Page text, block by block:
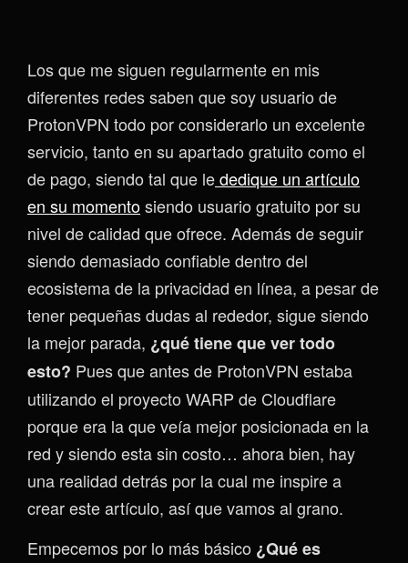
Los que me siguen regularmente en mis
diferentes redes saben que soy usuario de
ProtonVPN todo por considerarlo un excelente
servicio, tanto en su apartado gratuito como el
de pago, siendo tal que lededique un artículo
en su momentosiendo usuario gratuito por su
nivel de calidad que ofrece. Además de seguir
siendo demasiado confiable dentro del
ecosistema de la privacidad en línea, a pesar de
tener pequeñas dudas al rededor, sigue siendo
la mejor parada, ¿qué tiene que ver todo
esto? Pues que antes de ProtonVPN estaba
utilizando el proyecto WARP de Cloudflare
porque era la que veía mejor posicionada en la
red y siendo esta sin costo… ahora bien, hay
una realidad detrás por la cual me inspire a
crear este artículo, así que vamos al grano.
Empecemos por lo más básico ¿Qué es